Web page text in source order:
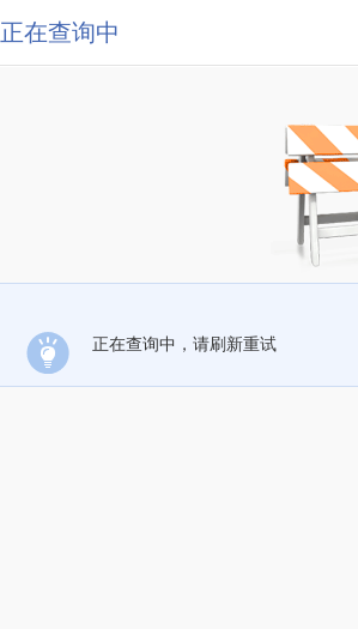
正在查询中
正在查询中，请刷新重试